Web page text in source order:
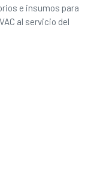
e insumos para
al servicio del